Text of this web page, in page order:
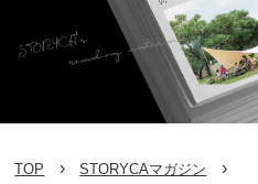
TOP
STORYCAマガジン